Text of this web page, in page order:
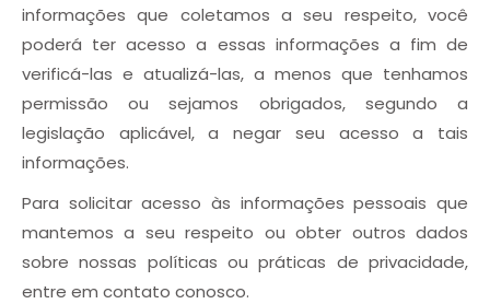
informações que coletamos a seu respeito, você
poderá ter acesso a essas informações a fim de
verificá-las e atualizá-las, a menos que tenhamos
permissão ou sejamos obrigados, segundo a
legislação aplicável, a negar seu acesso a tais
informações.
Para solicitar acesso às informações pessoais que
mantemos a seu respeito ou obter outros dados
sobre nossas políticas ou práticas de privacidade,
entre em contato conosco.